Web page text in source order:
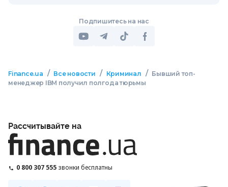
Подпишитесь на нас
Finance.ua / Все новости / Криминал / Бывший топ-
менеджер IBM получил полгода тюрьмы
Рассчитывайте на
0 800 307 555 звонки бесплатны